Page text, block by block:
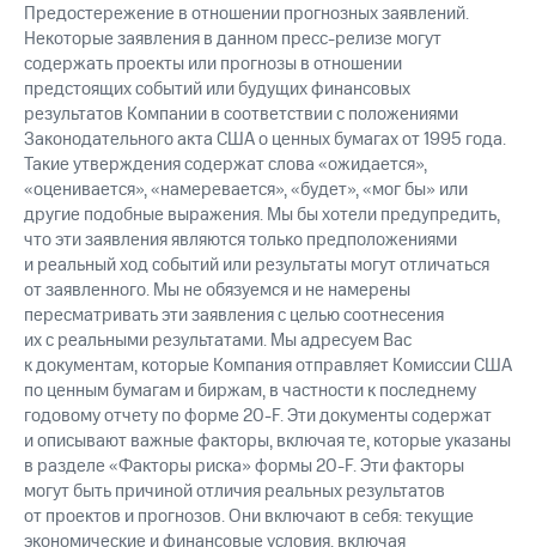
Предостережение в отношении прогнозных заявлений.
Некоторые заявления в данном пресс-релизе могут
содержать проекты или прогнозы в отношении
предстоящих событий или будущих финансовых
результатов Компании в соответствии с положениями
Законодательного акта США о ценных бумагах от 1995 года.
Такие утверждения содержат слова «ожидается»,
«оценивается», «намеревается», «будет», «мог бы» или
другие подобные выражения. Мы бы хотели предупредить,
что эти заявления являются только предположениями
и реальный ход событий или результаты могут отличаться
от заявленного. Мы не обязуемся и не намерены
пересматривать эти заявления с целью соотнесения
их с реальными результатами. Мы адресуем Вас
к документам, которые Компания отправляет Комиссии США
по ценным бумагам и биржам, в частности к последнему
годовому отчету по форме 20-F. Эти документы содержат
и описывают важные факторы, включая те, которые указаны
в разделе «Факторы риска» формы 20-F. Эти факторы
могут быть причиной отличия реальных результатов
от проектов и прогнозов. Они включают в себя: текущие